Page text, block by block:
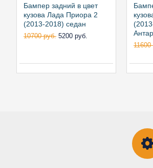
Бампер задний в цвет
кузова Лада Приора 2
(2013-2018) седан
10700 руб. 5200 руб.
11600